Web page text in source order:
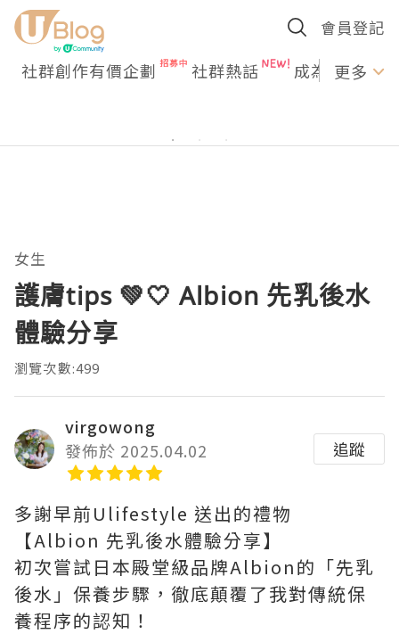
會員登記
社群創作有價企劃 社群熱話 成為U更多
女生
護膚tips 💚🤍 Albion 先乳後水
體驗分享
瀏覽次數:499
virgowong
發佈於 2025.04.02
追蹤
多謝早前Ulifestyle 送出的禮物
【Albion 先乳後水體驗分享】
初次嘗試日本殿堂級品牌Albion的「先乳
後水」保養步驟，徹底顛覆了我對傳統保
養程序的認知！